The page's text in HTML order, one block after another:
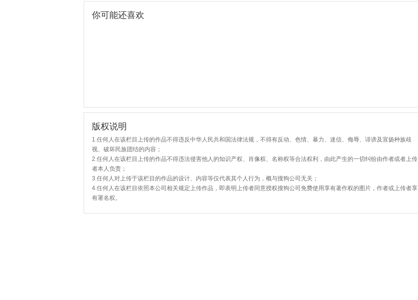
你可能还喜欢
版权说明
1.任何人在该栏目上传的作品不得违反中华人民共和国法律法规，不得有反动、色情、暴力、迷信、侮辱、诽谤及宣扬种族歧
视、破坏民族团结的内容；
2.任何人在该栏目上传的作品不得违法侵害他人的知识产权、肖像权、名称权等合法权利，由此产生的一切纠纷由作者或者上传
者本人负责；
3.任何人对上传于该栏目的作品的设计、内容等仅代表其个人行为，概与搜狗公司无关；
4.任何人在该栏目依照本公司相关规定上传作品，即表明上传者同意授权搜狗公司免费使用享有著作权的图片，作者或上传者享
有署名权。